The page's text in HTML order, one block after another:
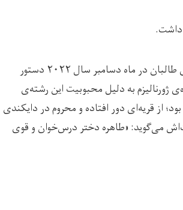
داشت.
طاهره‌ ۲۴ ساله و دانشجوی رشته ژورنالیزم دانشگاه کابل بود که نیروهای طالبان در ماه دسامبر سال ۲۰۲۲ دستور
به دلیل محبوبیت این رشته‌ی
از قریه‌ای دور افتاده و محروم در دایکندی
می‌گوید: «طاهره دختر درس‌خوان و قوی